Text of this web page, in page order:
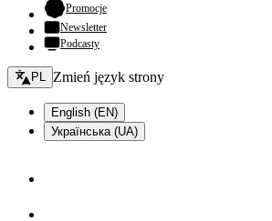
Promocje- otwiera się w nowej karcie
Newsletter
Podcasty
Zmień język - bieżący:
PL Zmień język strony
English (EN)
Українська (UA)